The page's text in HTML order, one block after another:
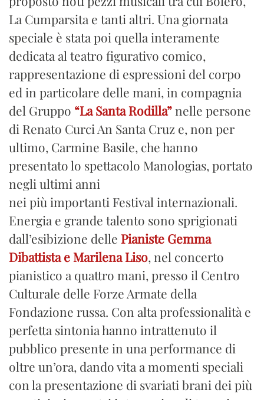
La Cumparsita e tanti altri. Una giornata
speciale è stata poi quella interamente
dedicata al teatro figurativo comico,
rappresentazione di espressioni del corpo
ed in particolare delle mani, in compagnia
del Gruppo “La Santa Rodilla”nelle persone
di Renato Curci An Santa Cruz e, non per
ultimo, Carmine Basile, che hanno
presentato lo spettacolo Manologias, portato
negli ultimi anni
nei più importanti Festival internazionali.
Energia e grande talento sono sprigionati
dall’esibizione delle Pianiste Gemma
Dibattista e Marilena Liso, nel concerto
pianistico a quattro mani, presso il Centro
Culturale delle Forze Armate della
Fondazione russa. Con alta professionalità e
perfetta sintonia hanno intrattenuto il
pubblico presente in una performance di
oltre un’ora, dando vita a momenti speciali
con la presentazione di svariati brani dei più